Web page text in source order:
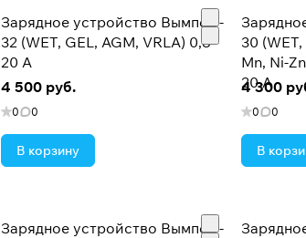
Зарядное устройство Вымпел -
32 (WET, GEL, AGM, VRLA) 0,8-
20 А
4 500 руб.
0 0
В корзину
30
Mn, Ni-
20 А
4 300
0 0
В
Зарядное устройство Вымпел -